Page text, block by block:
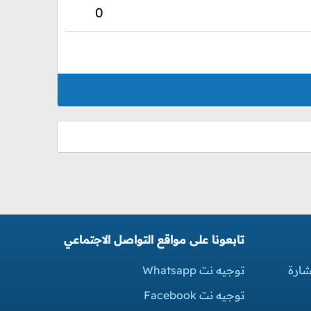
0
تابعونا على مواقع التواصل الاجتماعي
توجيه نت Whatsapp
توجيه نت Facebook